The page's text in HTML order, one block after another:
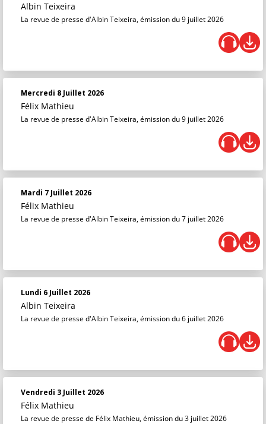
Albin Teixeira
La revue de presse d'Albin Teixeira, émission du 9 juillet 2026
Mercredi 8 Juillet 2026
Félix Mathieu
La revue de presse d'Albin Teixeira, émission du 9 juillet 2026
Mardi 7 Juillet 2026
Félix Mathieu
La revue de presse d'Albin Teixeira, émission du 7 juillet 2026
Lundi 6 Juillet 2026
Albin Teixeira
La revue de presse d'Albin Teixeira, émission du 6 juillet 2026
Vendredi 3 Juillet 2026
Félix Mathieu
La revue de presse de Félix Mathieu, émission du 3 juillet 2026